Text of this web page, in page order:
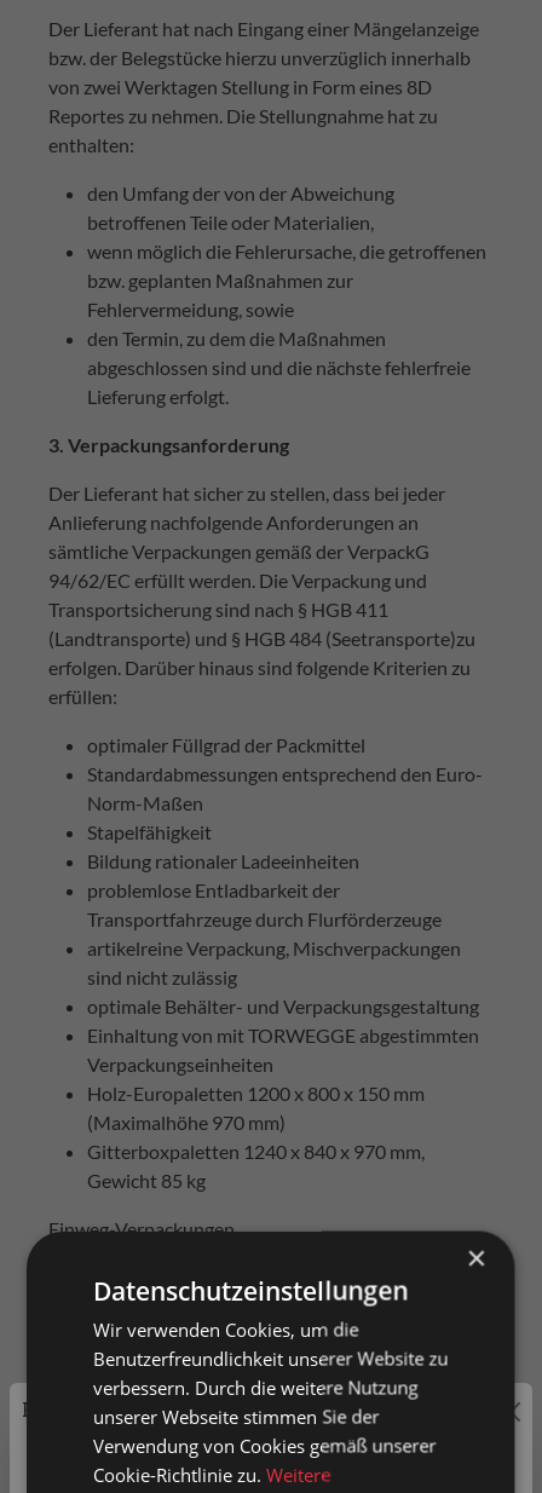
Der Lieferant hat nach Eingang einer Mängelanzeige
bzw. der Belegstücke hierzu unverzüglich innerhalb
von zwei Werktagen Stellung in Form eines 8D
Reportes zu nehmen. Die Stellungnahme hat zu
enthalten:
den Umfang der von der Abweichung
betroffenen Teile oder Materialien,
wenn möglich die Fehlerursache, die getroffenen
bzw. geplanten Maßnahmen zur
Fehlervermeidung, sowie
den Termin, zu dem die Maßnahmen
abgeschlossen sind und die nächste fehlerfreie
Lieferung erfolgt.
3. Verpackungsanforderung
Der Lieferant hat sicher zu stellen, dass bei jeder
Anlieferung nachfolgende Anforderungen an
sämtliche Verpackungen gemäß der VerpackG
94/62/EC erfüllt werden. Die Verpackung und
Transportsicherung sind nach § HGB 411
(Landtransporte) und § HGB 484 (Seetransporte)zu
erfolgen. Darüber hinaus sind folgende Kriterien zu
erfüllen:
optimaler Füllgrad der Packmittel
Standardabmessungen entsprechend den Euro-
Norm-Maßen
Stapelfähigkeit
Bildung rationaler Ladeeinheiten
problemlose Entladbarkeit der
Transportfahrzeuge durch Flurförderzeuge
artikelreine Verpackung, Mischverpackungen
sind nicht zulässig
optimale Behälter- und Verpackungsgestaltung
Einhaltung von mit TORWEGGE abgestimmten
Verpackungseinheiten
Holz-Europaletten 1200 x 800 x 150 mm
(Maximalhöhe 970 mm)
Gitterboxpaletten 1240 x 840 x 970 mm,
Gewicht 85 kg
Einweg-Verpackungen
- Einweg-Kartonagen
- Einweg-Paletten max. 1200 x 800 x 150 mm
(Maximalhöhe 970 mm), für die optimale
Raumnutzung eines 20‘-Seefrachtcontainers: 1130 x
800 x 733 bzw. 1100 mm
- Einweg-Verpackungshilfsmittel
Preisauszeichnung
Privatkunden können Preise mit MwSt. (brutto) und
×
Datenschutzeinstellungen
Wir verwenden Cookies, um die
Benutzerfreundlichkeit unserer Website zu
verbessern. Durch die weitere Nutzung
unserer Webseite stimmen Sie der
Verwendung von Cookies gemäß unserer
Cookie-Richtlinie zu.Weitere